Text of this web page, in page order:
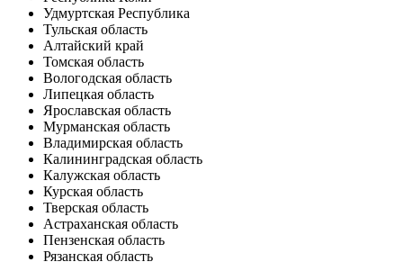
Удмуртская Республика
Тульская область
Алтайский край
Томская область
Вологодская область
Липецкая область
Ярославская область
Мурманская область
Владимирская область
Калининградская область
Калужская область
Курская область
Тверская область
Астраханская область
Пензенская область
Рязанская область